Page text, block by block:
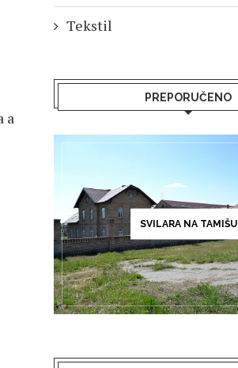
a
Tekstil
PREPORUČENO
SVILARA NA TAMIŠU